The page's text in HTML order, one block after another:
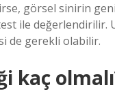
görsel sinirin
ile değerlendirilir.
de gerekli olabilir.
kaç